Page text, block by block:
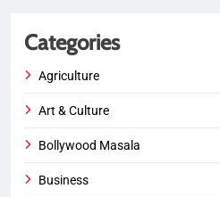
Categories
Agriculture
Art & Culture
Bollywood Masala
Business